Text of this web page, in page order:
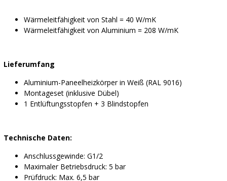
Wärmeleitfähigkeit von Stahl = 40 W/mK
Wärmeleitfähigkeit von Aluminium = 208 W/mK
Lieferumfang
Aluminium-Paneelheizkörper in Weiß (RAL 9016)
Montageset (inklusive Dübel)
1 Entlüftungsstopfen + 3 Blindstopfen
Technische Daten:
Anschlussgewinde: G1/2
Maximaler Betriebsdruck: 5 bar
Prüfdruck: Max. 6,5 bar